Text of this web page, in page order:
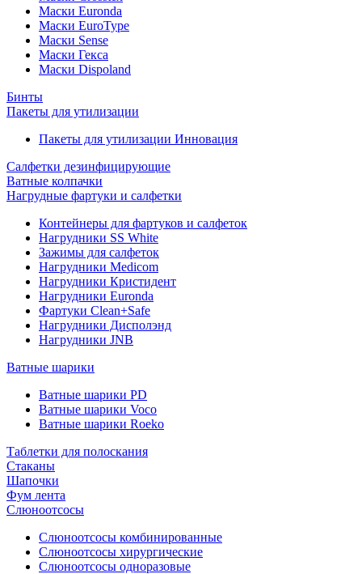
Маски Euronda
Маски EuroType
Маски Sense
Маски Гекса
Маски Dispoland
Бинты
Пакеты для утилизации
Пакеты для утилизации Инновация
Салфетки дезинфицирующие
Ватные колпачки
Нагрудные фартуки и салфетки
Контейнеры для фартуков и салфеток
Нагрудники SS White
Зажимы для салфеток
Нагрудники Medicom
Нагрудники Кристидент
Нагрудники Euronda
Фартуки Clean+Safe
Нагрудники Дисполэнд
Нагрудники JNB
Ватные шарики
Ватные шарики PD
Ватные шарики Voco
Ватные шарики Roeko
Таблетки для полоскания
Стаканы
Шапочки
Фум лента
Слюноотсосы
Слюноотсосы комбинированные
Слюноотсосы хирургические
Слюноотсосы одноразовые